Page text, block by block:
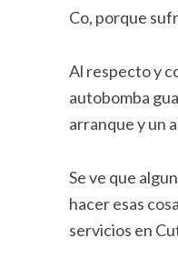
Co, porque
Al respecto y
autobomba
arranque y un
Se ve que
hacer esas
servicios en